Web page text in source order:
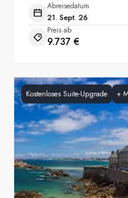
Abreisedatum
21. Sept. 26
Preis ab
9.737 €
Kostenloses Suite-Upgrade +